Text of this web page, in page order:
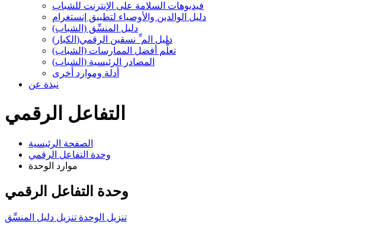
فيديوهات السلامة على الإنترنت للشباب
دليل الوالدين والأوصياء لتطبيق إنستغرام
دليل المنسِّق (الشباب)
(الكبار)دليل الم ِّ نسقين الرقمي
تعلُّم أفضل الممارسات (الشباب)
(الشباب) المصادر الرئيسية
أدلة وموارد أخرى
نبذة عن
التفاعل الرقمي
الصفحة الرئيسية
وحدة التفاعل الرقمي
موارد الوحدة
وحدة التفاعل الرقمي
تنزيل الوحدة تنزيل دليل المنسِّق